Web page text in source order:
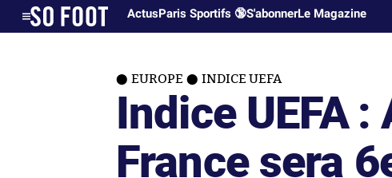
ActusParis Sportifs 🔞S'abonnerLe Magazine
EUROPE INDICE UEFA
Indice UEFA
France sera